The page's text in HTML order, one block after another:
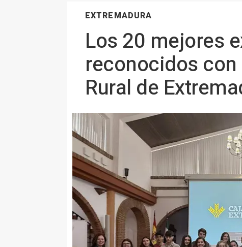
EXTREMADURA
Los 20 mejores
reconocidos
Rural de